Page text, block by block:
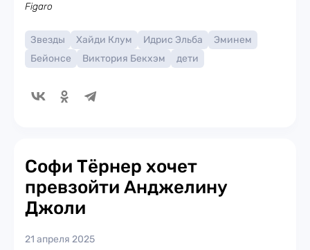
Figaro
Звезды Хайди Клум Идрис Эльба
Эминем
Бейонсе
Виктория Бекхэм дети
Софи Тёрнер хочет
превзойти Анджелину
Джоли
21 апреля 2025